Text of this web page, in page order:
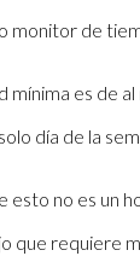
monitor de
mínima es de
día de la
esto no es un
que requiere